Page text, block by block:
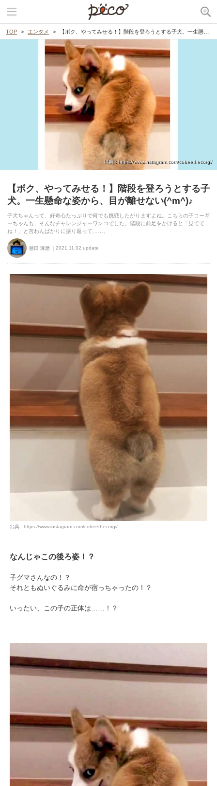
TOP エンタメ 【ボク、やってみせる！】階段を登ろうとする子犬。一生懸命な姿から、目が離せない(^m^)♪
出典 : https://www.instagram.com/cobeethecorgi/
【ボク、やってみせる！】階段を登ろうとする子
犬。一生懸命な姿から、目が離せない(^m^)♪
子犬ちゃんって、好奇心たっぷりで何でも挑戦したがりますよね。こちらの子コーギ
ーちゃんも、そんなチャレンジャーワンコでした。階段に前足をかけると「見てて
ね！」と言わんばかりに振り返って……。
勝田 琢磨 2021.11.02 update
出典 : https://www.instagram.com/cobeethecorgi/
なんじゃこの後ろ姿！？
子グマさんなの！？
それともぬいぐるみに命が宿っちゃったの！？
いったい、この子の正体は……！？